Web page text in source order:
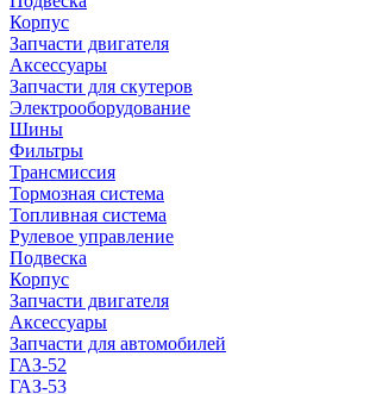
Корпус
Запчасти двигателя
Аксессуары
Запчасти для скутеров
Электрооборудование
Шины
Фильтры
Трансмиссия
Тормозная система
Топливная система
Рулевое управление
Подвеска
Корпус
Запчасти двигателя
Аксессуары
Запчасти для автомобилей
ГАЗ-52
ГАЗ-53